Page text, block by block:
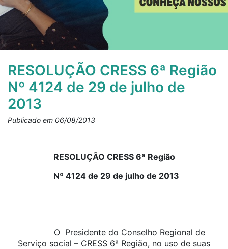
RESOLUÇÃO CRESS 6ª Região
Nº 4124 de 29 de julho de
2013
Publicado em 06/08/2013
RESOLUÇÃO CRESS 6ª Região
Nº 4124 de 29 de julho de 2013
O Presidente do Conselho Regional de
Serviço social – CRESS 6ª Região, no uso de suas